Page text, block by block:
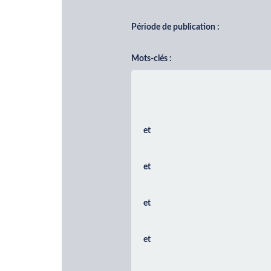
Période de publication :
Mots-clés :
et
et
et
et